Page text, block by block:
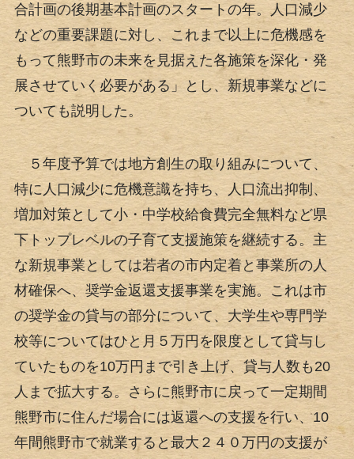
合計画の後期基本計画のスタートの年。人口減少
などの重要課題に対し、これまで以上に危機感を
もって熊野市の未来を見据えた各施策を深化・発
展させていく必要がある」とし、新規事業などに
ついても説明した。
５年度予算では地方創生の取り組みについて、
特に人口減少に危機意識を持ち、人口流出抑制、
増加対策として小・中学校給食費完全無料など県
下トップレベルの子育て支援施策を継続する。主
な新規事業としては若者の市内定着と事業所の人
材確保へ、奨学金返還支援事業を実施。これは市
の奨学金の貸与の部分について、大学生や専門学
校等についてはひと月５万円を限度として貸与し
ていたものを10万円まで引き上げ、貸与人数も20
人まで拡大する。さらに熊野市に戻って一定期間
熊野市に住んだ場合には返還への支援を行い、10
年間熊野市で就業すると最大２４０万円の支援が